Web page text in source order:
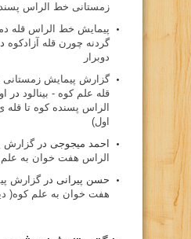
زمستانی خط الراس
پيمايش خط الراس قله
گردنه چورن قله آزادكوه
دوبرار
گزارش پیمایش زمستانی
قله علم کوه - بينالود در
الراس پسنده کوه تا
اول)
احمد میجوجی درگزارش
الراس هفت خوان به علم
حسن پیرانی درگزارش
هفت خوان به علم کوه( دیماه